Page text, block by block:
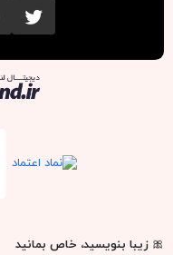
تویتر
🎀زیبا بنویسید، خاص بمانید